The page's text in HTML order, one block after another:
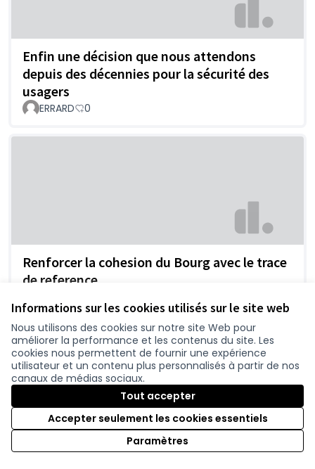
Informations sur les cookies utilisés sur le site web
Nous utilisons des cookies sur notre site Web pour
améliorer la performance et les contenus du site. Les
cookies nous permettent de fournir une expérience
utilisateur et un contenu plus personnalisés à partir de nos
canaux de médias sociaux.
Tout accepter
Accepter seulement les cookies essentiels
Paramètres
Enfin une décision que nous attendons
depuis des décennies pour la sécurité des
usagers
ERRARD 0
Renforcer la cohesion du Bourg avec le trace
de reference
Contournement Sainte Pazanne?